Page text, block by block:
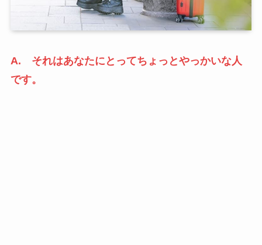
A. それはあなたにとってちょっとやっかいな人
です。